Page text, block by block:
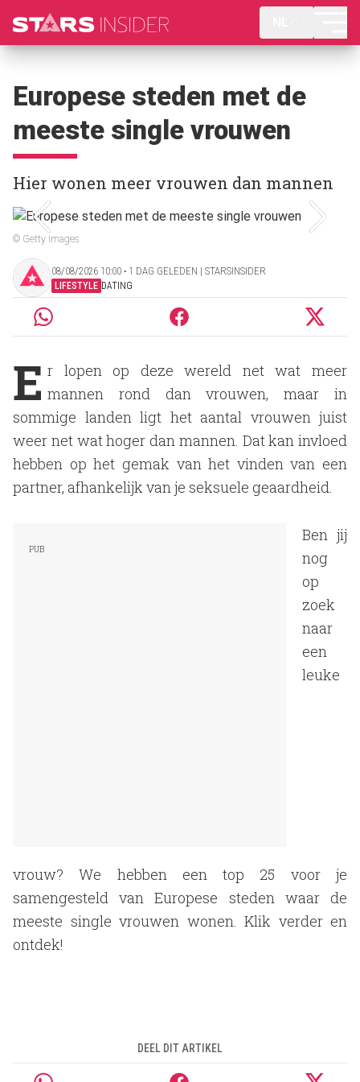
Europese steden met de
meeste single vrouwen
Hier wonen meer vrouwen dan mannen
© Getty Images
08/08/2026 10:00 ‧ 1 DAG GELEDEN | STARSINSIDER
LIFESTYLE DATING
E r lopen op deze wereld net wat meer
mannen rond dan vrouwen, maar in
sommige landen ligt het aantal vrouwen juist
weer net wat hoger dan mannen. Dat kan invloed
hebben op het gemak van het vinden van een
partner, afhankelijk van je seksuele geaardheid.
Ben jij
nog
op
zoek
naar
een
leuke
vrouw? We hebben een top 25 voor je
samengesteld van Europese steden waar de
meeste single vrouwen wonen. Klik verder en
ontdek!
DEEL DIT ARTIKEL